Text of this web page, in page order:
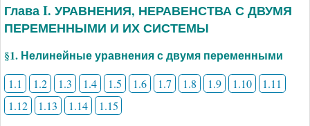
Глава I. УРАВНЕНИЯ, НЕРАВЕНСТВА С ДВУМЯ
ПЕРЕМЕННЫМИ И ИХ СИСТЕМЫ
§1. Нелинейные уравнения с двумя переменными
1.1 1.2 1.3 1.4 1.5 1.6 1.7 1.8 1.9 1.10
1.11
1.12
1.13 1.14 1.15